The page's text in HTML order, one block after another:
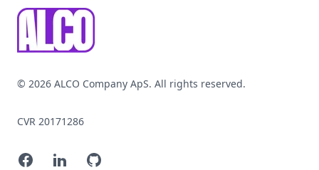
© 2026 ALCO Company ApS. All rights reserved.
CVR 20171286
FacebookLinkedInGitHub